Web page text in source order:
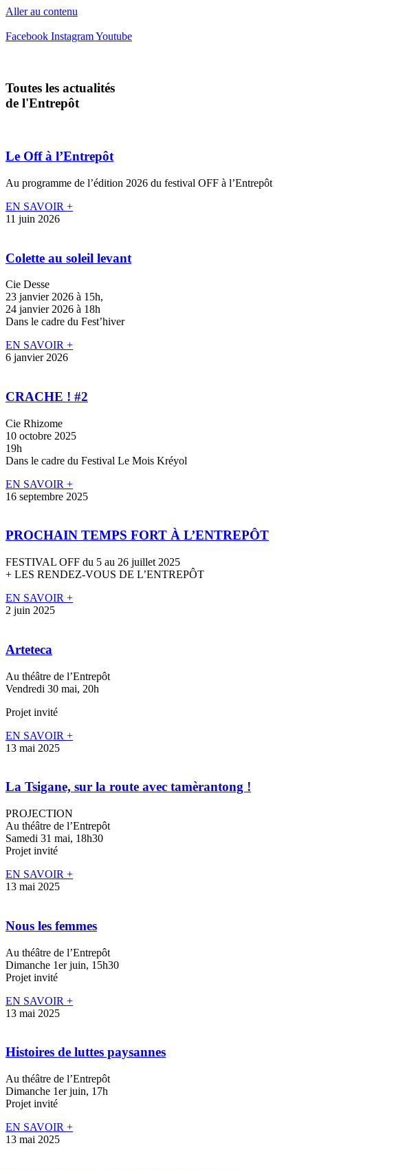
Aller au contenu
Facebook InstagramYoutube
Toutes les actualités
de l'Entrepôt
Le Off à l’Entrepôt
Au programme de l’édition 2026 du festival OFF à l’Entrepôt
EN SAVOIR +
11 juin 2026
Colette au soleil levant
Cie Desse
23 janvier 2026 à 15h,
24 janvier 2026 à 18h
Dans le cadre du Fest’hiver
EN SAVOIR +
6 janvier 2026
CRACHE ! #2
Cie Rhizome
10 octobre 2025
19h
Dans le cadre du Festival Le Mois Kréyol
EN SAVOIR +
16 septembre 2025
PROCHAIN TEMPS FORT À L’ENTREPÔT
FESTIVAL OFF du 5 au 26 juillet 2025
+ LES RENDEZ-VOUS DE L’ENTREPÔT
EN SAVOIR +
2 juin 2025
Arteteca
Au théâtre de l’Entrepôt
Vendredi 30 mai, 20h
Projet invité
EN SAVOIR +
13 mai 2025
La Tsigane, sur la route avec tamèrantong !
PROJECTION
Au théâtre de l’Entrepôt
Samedi 31 mai, 18h30
Projet invité
EN SAVOIR +
13 mai 2025
Nous les femmes
Au théâtre de l’Entrepôt
Dimanche 1er juin, 15h30
Projet invité
EN SAVOIR +
13 mai 2025
Histoires de luttes paysannes
Au théâtre de l’Entrepôt
Dimanche 1er juin, 17h
Projet invité
EN SAVOIR +
13 mai 2025